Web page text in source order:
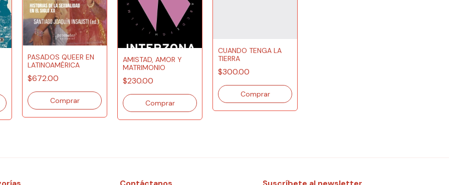
PASADOS QUEER EN
LATINOAMÉRICA
$672.00
AMISTAD, AMOR Y
MATRIMONIO
$230.00
CUANDO TENGA LA
TIERRA
$300.00